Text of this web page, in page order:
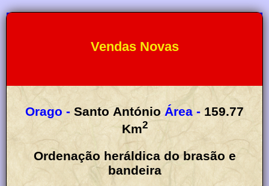
Vendas Novas
Orago - Santo António Área - 159.77
Km2
Ordenação heráldica do brasão e
bandeira